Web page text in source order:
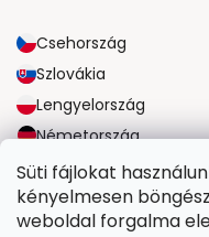
Süti fájlokat
kényelmesen
weboldal forgalma
Csehország
Szlovákia
Lengyelország
Németország
Nagy-Britannia
MEGBÍZHATÓ